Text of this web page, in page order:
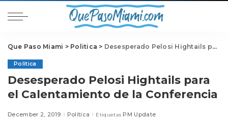
Que Paso Miami > Politica > Desesperado Pelosi Hightails para el Calentamiento de la Conferencia
Politica
Desesperado Pelosi Hightails para
el Calentamiento de la Conferencia
December 2, 2019 Politica Etiquetas PM Update